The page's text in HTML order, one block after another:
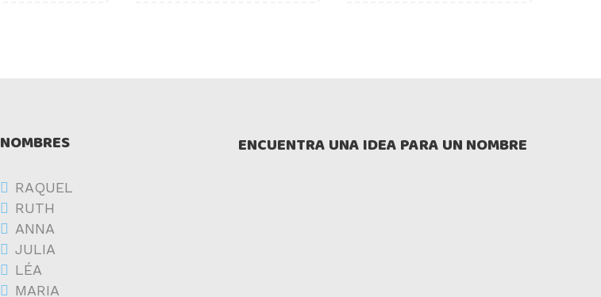
NOMBRES
RAQUEL
RUTH
ANNA
JULIA
LÉA
MARIA
ENCUENTRA UNA IDEA PARA UN NOMBRE